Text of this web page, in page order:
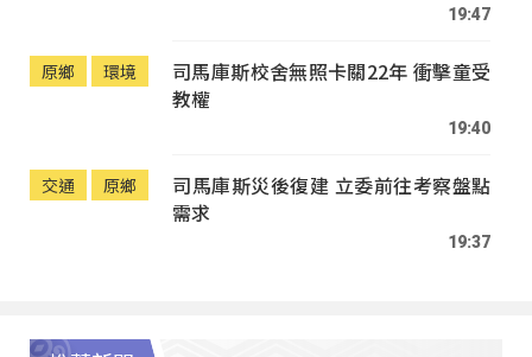
19:47
原鄉 環境
司馬庫斯校舍無照卡關22年 衝擊童受
教權
19:40
交通 原鄉
司馬庫斯災後復建 立委前往考察盤點
需求
19:37